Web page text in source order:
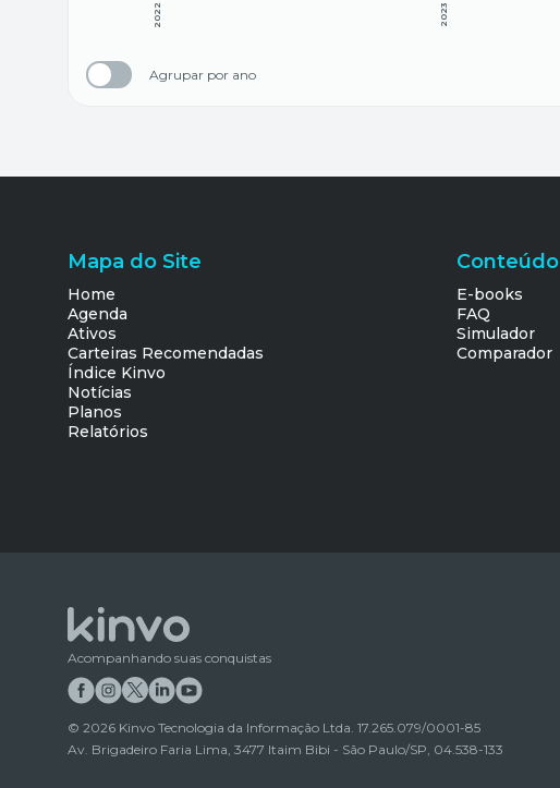
2023
2022
Agrupar por ano
Mapa do Site
Home
Agenda
Ativos
Carteiras Recomendadas
Índice Kinvo
Notícias
Planos
Relatórios
Conteúdo
E-books
FAQ
Simulador
Comparador
Acompanhando suas conquistas
© 2026 Kinvo Tecnologia da Informação Ltda. 17.265.079/0001-85
Av. Brigadeiro Faria Lima, 3477 Itaim Bibi - São Paulo/SP, 04.538-133